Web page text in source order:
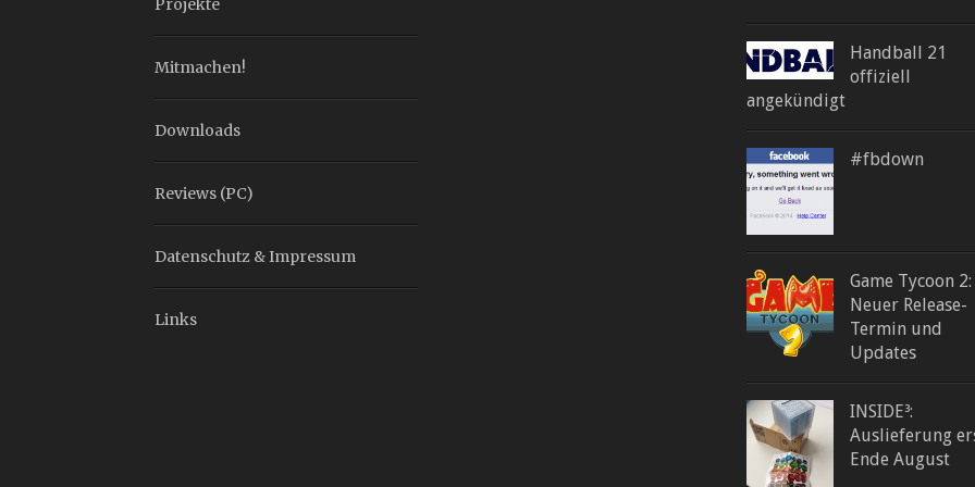
Projekte
Mitmachen!
Downloads
Reviews (PC)
Datenschutz & Impressum
Links
Handball 21
offiziell
angekündigt
#fbdown
Game Tycoon 2:
Neuer Release-
Termin und
Updates
INSIDE³:
Auslieferung
Ende August